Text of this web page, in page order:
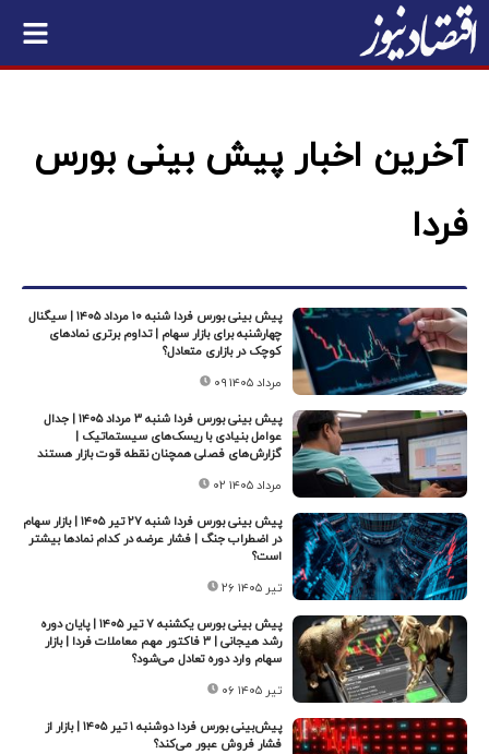
آخرین اخبار پیش بینی بورس
فردا
پیش بینی بورس فردا شنبه ۱۰ مرداد ۱۴۰۵ | سیگنال
چهارشنبه برای بازار سهام | تداوم برتری نمادهای
کوچک در بازاری متعادل؟
۰۹ مرداد ۱۴۰۵
پیش بینی بورس فردا شنبه ۳ مرداد ۱۴۰۵ | جدال
عوامل بنیادی با ریسک‌های سیستماتیک |
گزارش‌های فصلی همچنان نقطه قوت بازار هستند
۰۲ مرداد ۱۴۰۵
پیش بینی بورس فردا شنبه ۲۷ تیر ۱۴۰۵ | بازار سهام
در اضطراب جنگ | فشار عرضه در کدام نمادها بیشتر
است؟
۲۶ تیر ۱۴۰۵
پیش بینی بورس یکشنبه ۷ تیر ۱۴۰۵ | پایان دوره
رشد هیجانی | ۳ فاکتور مهم معاملات فردا | بازار
سهام وارد دوره تعادل می‌شود؟
۰۶ تیر ۱۴۰۵
پیش‌بینی بورس فردا دوشنبه ۱ تیر ۱۴۰۵ | بازار از
فشار فروش عبور می‌کند؟